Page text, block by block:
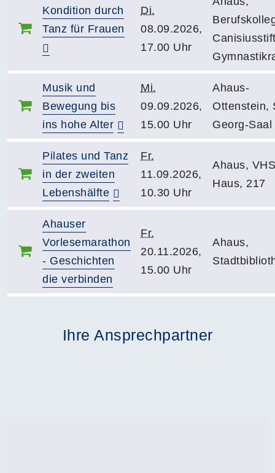
Kondition durch
Tanz für Frauen
Di.
08.09.2026,
17.00 Uhr
Musik und
Bewegung bis
ins hohe Alter
Mi.
09.09.2026,
15.00 Uhr
Ahaus-
Ottenstein,
Georg-Saal
Pilates und Tanz
in der zweiten
Lebenshälfte
Fr.
11.09.2026,
10.30 Uhr
Ahaus,
Haus, 217
Ahauser
Vorlesemarathon
- Geschichten
die verbinden
Fr.
20.11.2026,
15.00 Uhr
Ahaus,
Ihre Ansprechpartner